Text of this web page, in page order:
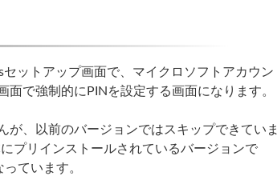
ットアップ画面で、マイクロソフトアカウン
面で強制的にPINを設定する画面になります。
、以前のバージョンではスキップできていま
プリインストールされているバージョンで
ています。